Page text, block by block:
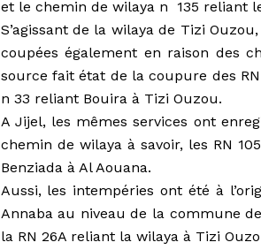
et le chemin de wilaya n 135 reliant
S’agissant de la wilaya de Tizi
coupées également en raison des
source fait état de la coupure des
n 33 reliant Bouira à Tizi Ouzou.
A Jijel, les mêmes services ont
chemin de wilaya à savoir, les RN
Benziada à Al Aouana.
Aussi, les intempéries ont été à
Annaba au niveau de la commune
la RN 26A reliant la wilaya à Tizi